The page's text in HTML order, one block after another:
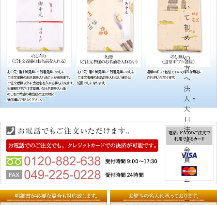
い
て
初
め
て
の
方
へ
法
人・
大
口
注
文
会
員
メ
ニ
ュ
ー